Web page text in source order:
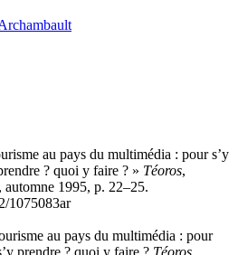
au pays du multimédia : pour s’y
? quoi y faire ? » Téoros,
1995, p. 22–25.
1075083ar
au pays du multimédia : pour